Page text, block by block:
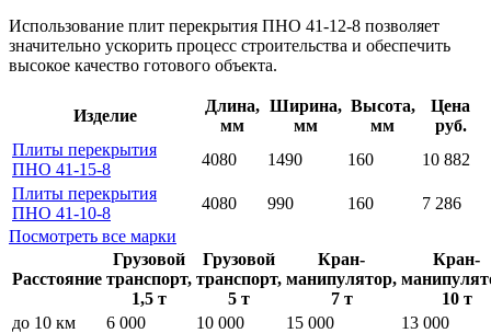
Использование плит перекрытия ПНО 41-12-8 позволяет
значительно ускорить процесс строительства и обеспечить
высокое качество готового объекта.
Изделие
Длина,
мм
Ширина,
мм
Высота,
мм
Цена
руб.
Плиты перекрытия
ПНО 41-15-8
4080 1490 160
10 882
Плиты перекрытия
ПНО 41-10-8
4080 990 160
7 286
Посмотреть все марки
Расстояние
Грузовой
транспорт,
1,5 т
Грузовой
транспорт,
5 т
Кран-
манипулятор,
7 т
Кран-
10 т
до 10 км
6 000 10 000 15 000
13 000